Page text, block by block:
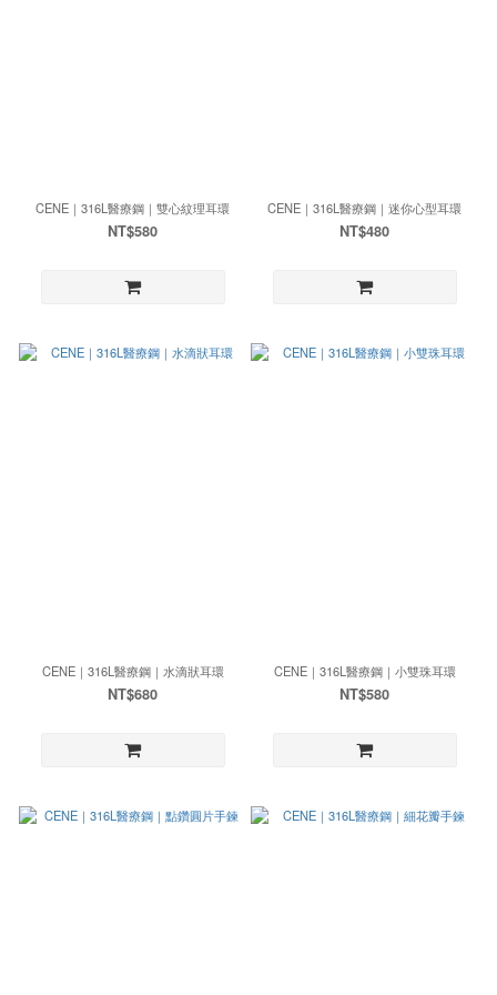
CENE｜316L醫療鋼｜雙心紋理耳環
NT$580
CENE｜316L醫療鋼｜迷你心型耳環
NT$480
CENE｜316L醫療鋼｜水滴狀耳環
NT$680
CENE｜316L醫療鋼｜小雙珠耳環
NT$580